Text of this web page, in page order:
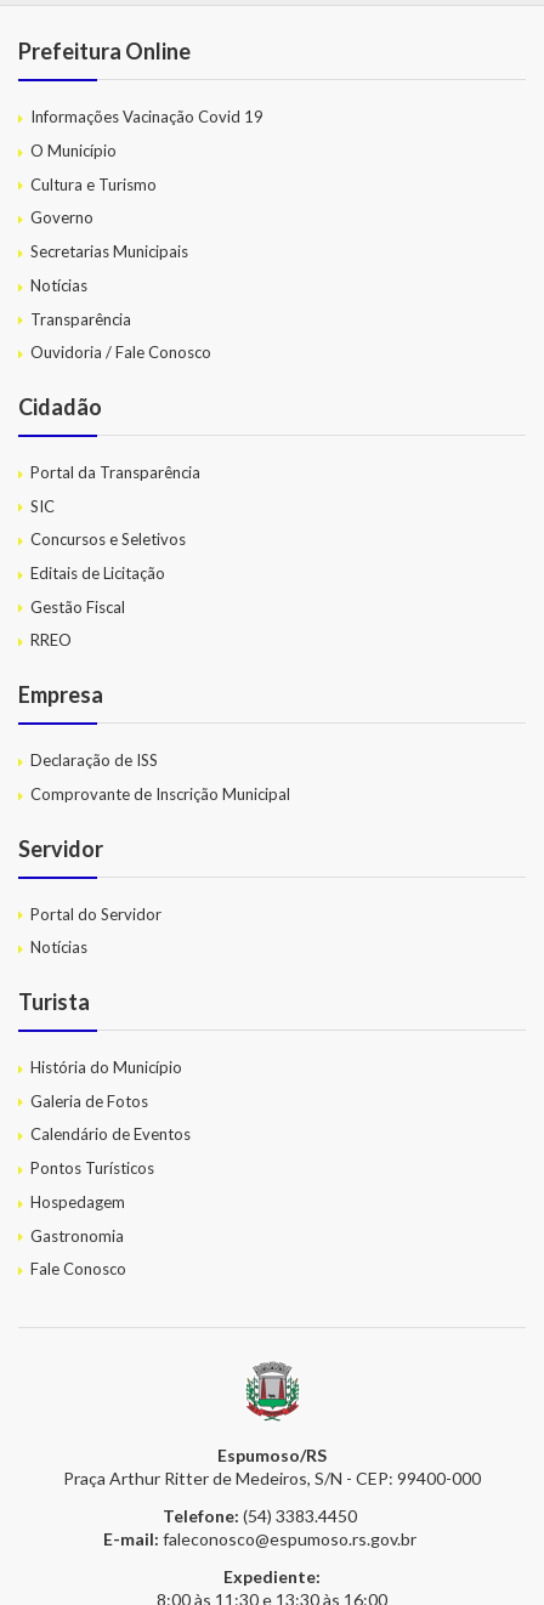
Prefeitura Online
Informações Vacinação Covid 19
O Município
Cultura e Turismo
Governo
Secretarias Municipais
Notícias
Transparência
Ouvidoria / Fale Conosco
Cidadão
Portal da Transparência
SIC
Concursos e Seletivos
Editais de Licitação
Gestão Fiscal
RREO
Empresa
Declaração de ISS
Comprovante de Inscrição Municipal
Servidor
Portal do Servidor
Notícias
Turista
História do Município
Galeria de Fotos
Calendário de Eventos
Pontos Turísticos
Hospedagem
Gastronomia
Fale Conosco
Espumoso/RS
Praça Arthur Ritter de Medeiros, S/N - CEP: 99400-000
Telefone: (54) 3383.4450
E-mail: faleconosco@espumoso.rs.gov.br
Expediente:
8:00 às 11:30 e 13:30 às 16:00